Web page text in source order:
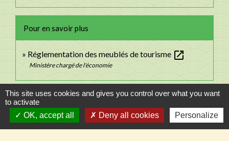
Pour en savoir plus
Réglementation des meublés de tourisme open_in_new
Ministère chargé de l'économie
Signaler une erreur sur cette page
This site uses cookies and gives you control over what you want
to activate
OK, accept all
Deny all cookies Personalize